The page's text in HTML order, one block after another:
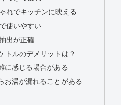
れでキッチンに映える
使いやすい
出が正確
トルのデメリットは？
に感じる場合がある
お湯が漏れることがある